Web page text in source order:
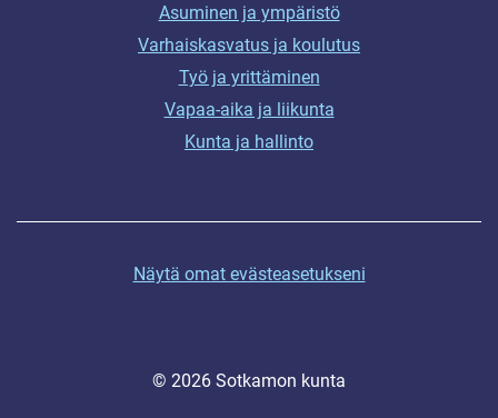
Asuminen ja ympäristö
Varhaiskasvatus ja koulutus
Työ ja yrittäminen
Vapaa-aika ja liikunta
Kunta ja hallinto
Näytä omat evästeasetukseni
© 2026 Sotkamon kunta